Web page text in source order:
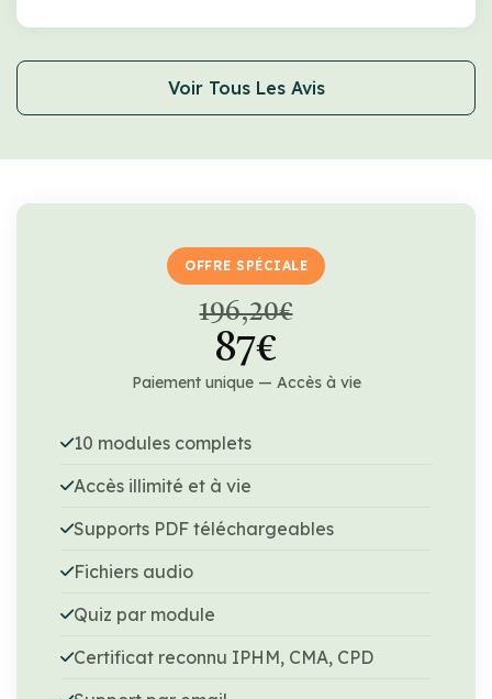
Voir Tous Les Avis
OFFRE SPÉCIALE
196,20€
87€
Paiement unique — Accès à vie
10 modules complets
Accès illimité et à vie
Supports PDF téléchargeables
Fichiers audio
Quiz par module
Certificat reconnu IPHM, CMA, CPD